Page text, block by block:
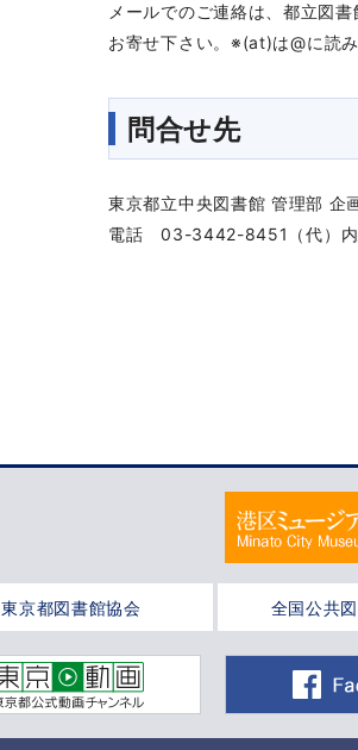
メールでのご連絡は、都立図
お寄せ下さい。 ※(at)は@に読み
問合せ先
東京都立中央図書館 管理部
電話 03-3442-8451（代）内
東京都図書館協会 全国公共